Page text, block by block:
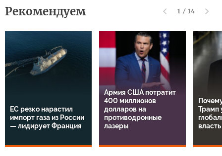
Рекомендуем 1 / 14
ЕС резко нарастил
импорт газа из России
— лидирует Франция
Армия США потратит
400 миллионов
долларов на
противодронные
лазеры
Трамп
власть